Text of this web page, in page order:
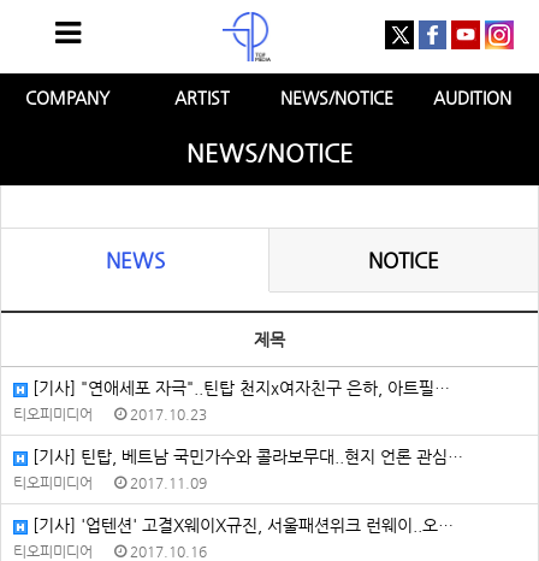
COMPANY ARTIST NEWS/NOTICE AUDITION
NEWS/NOTICE
NEWS NOTICE
제목
[기사] "연애세포 자극"..틴탑 천지x여자친구 은하, 아트필…
티오피미디어 2017.10.23
[기사] 틴탑, 베트남 국민가수와 콜라보무대..현지 언론 관심…
티오피미디어 2017.11.09
[기사] '업텐션' 고결X웨이X규진, 서울패션위크 런웨이..오…
티오피미디어 2017.10.16